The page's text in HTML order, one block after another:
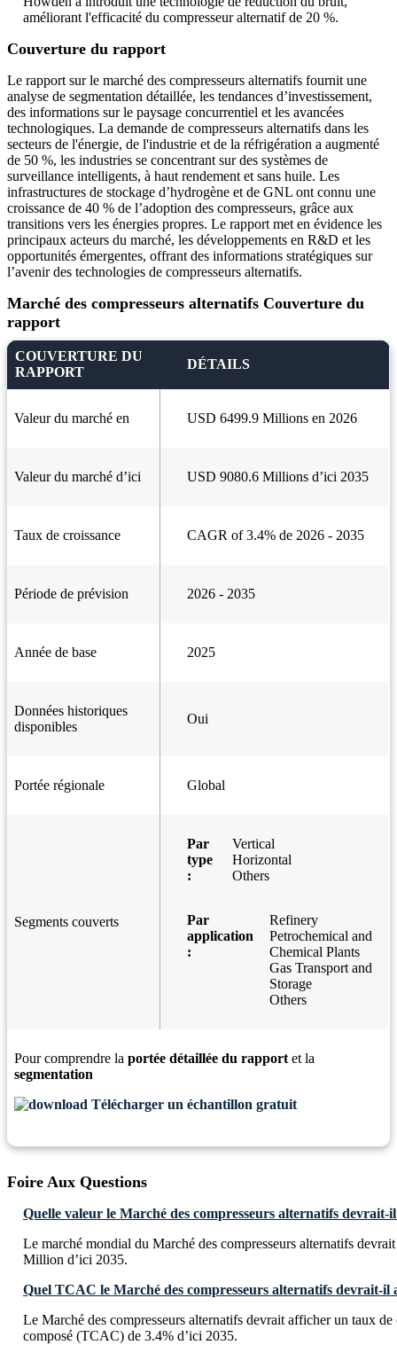
améliorant l'efficacité du compresseur alternatif de 20 %.
Couverture du rapport
Le rapport sur le marché des compresseurs alternatifs fournit une
analyse de segmentation détaillée, les tendances d’investissement,
des informations sur le paysage concurrentiel et les avancées
technologiques. La demande de compresseurs alternatifs dans les
secteurs de l'énergie, de l'industrie et de la réfrigération a augmenté
de 50 %, les industries se concentrant sur des systèmes de
surveillance intelligents, à haut rendement et sans huile. Les
infrastructures de stockage d’hydrogène et de GNL ont connu une
croissance de 40 % de l’adoption des compresseurs, grâce aux
transitions vers les énergies propres. Le rapport met en évidence les
principaux acteurs du marché, les développements en R&D et les
opportunités émergentes, offrant des informations stratégiques sur
l’avenir des technologies de compresseurs alternatifs.
Marché des compresseurs alternatifs Couverture du
rapport
COUVERTURE DU
RAPPORT
DÉTAILS
Valeur du marché en USD 6499.9 Millions en 2026
Valeur du marché d’ici USD 9080.6 Millions d’ici 2035
Taux de croissance CAGR of 3.4% de 2026 - 2035
Période de prévision 2026 - 2035
Année de base 2025
Données historiques
disponibles
Oui
Portée régionale Global
Segments couverts
Par
type
:
Vertical
Horizontal
Others
Par
application
:
Refinery
Petrochemical and
Chemical Plants
Gas Transport and
Storage
Others
Pour comprendre la portée détaillée du rapport et la
segmentation
Télécharger un échantillon gratuit
Foire Aux Questions
Quelle valeur le Marché des compresseurs alternatifs devrait-
Le marché mondial du Marché des compresseurs alternatifs
Million d’ici 2035.
Quel TCAC le Marché des compresseurs alternatifs devrait-il
Le Marché des compresseurs alternatifs devrait afficher un taux de
composé (TCAC) de 3.4% d’ici 2035.